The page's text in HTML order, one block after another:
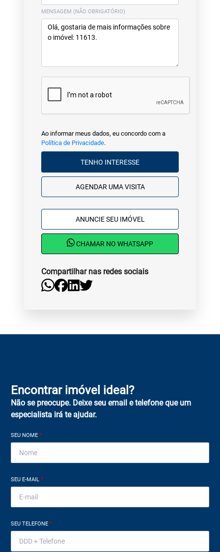
MENSAGEM (NÃO OBRIGATÓRIO)
Ao informar meus dados, eu concordo com a
Política de Privacidade.
TENHO INTERESSE
AGENDAR UMA VISITA
ANUNCIE SEU IMÓVEL
CHAMAR NO WHATSAPP
Compartilhar nas redes sociais
Encontrar imóvel ideal?
Não se preocupe. Deixe seu email e telefone que um
especialista irá te ajudar.
SEU NOME*
SEU E-MAIL*
SEU TELEFONE*